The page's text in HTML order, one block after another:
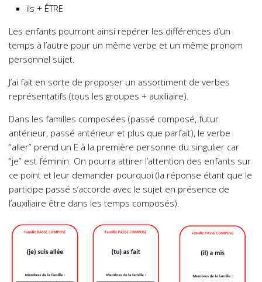
ils + ÊTRE
Les enfants pourront ainsi repérer les différences d’un
temps à l’autre pour un même verbe et un même pronom
personnel sujet.
J’ai fait en sorte de proposer un assortiment de verbes
représentatifs (tous les groupes + auxiliaire).
Dans les familles composées (passé composé, futur
antérieur, passé antérieur et plus que parfait), le verbe
“aller” prend un E à la première personne du singulier car
“je” est féminin. On pourra attirer l’attention des enfants sur
ce point et leur demander pourquoi (la réponse étant que le
participe passé s’accorde avec le sujet en présence de
l’auxiliaire être dans les temps composés).